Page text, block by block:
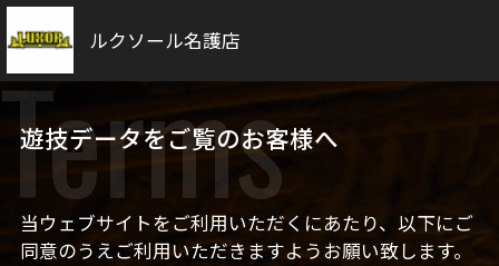
ルクソール名護店
Terms
遊技データをご覧のお客様へ
当ウェブサイトをご利用いただくにあたり、以下にご
同意のうえご利用いただきますようお願い致します。